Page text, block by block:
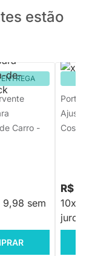
estão
Carro -
9,98 sem
Porta-
Cosi
R$
10x de
juros